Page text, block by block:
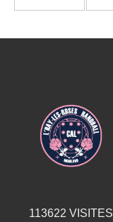
113622 VISITES